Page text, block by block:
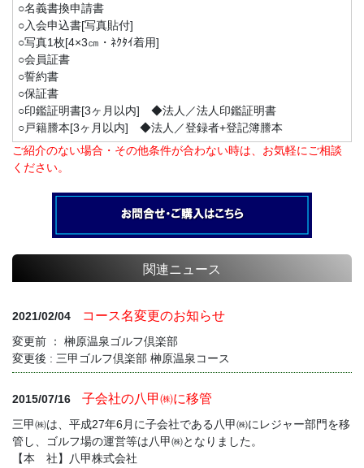
○名義書換申請書
○入会申込書[写真貼付]
○写真1枚[4×3㎝・ﾈｸﾀｲ着用]
○会員証書
○誓約書
○保証書
○印鑑証明書[3ヶ月以内] ◆法人／法人印鑑証明書
○戸籍謄本[3ヶ月以内] ◆法人／登録者+登記簿謄本
ご紹介のない場合・その他条件が合わない時は、お気軽にご相談
ください。
関連ニュース
2021/02/04 コース名変更のお知らせ
変更前 ： 榊原温泉ゴルフ倶楽部
変更後 : 三甲ゴルフ倶楽部 榊原温泉コース
2015/07/16 子会社の八甲㈱に移管
三甲㈱は、平成27年6月に子会社である八甲㈱にレジャー部門を移
管し、ゴルフ場の運営等は八甲㈱となりました。
【本 社】八甲株式会社